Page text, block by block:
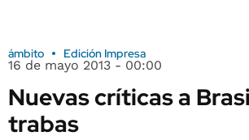
ámbito Edición Impresa
16 de mayo 2013 - 00:00
Nuevas críticas a
trabas